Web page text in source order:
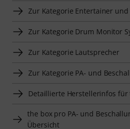
Zur Kategorie Entertainer und
Zur Kategorie Drum Monitor
Zur Kategorie Lautsprecher
Zur Kategorie PA- und
Detaillierte Herstellerinfos für
the box pro PA- und
Übersicht